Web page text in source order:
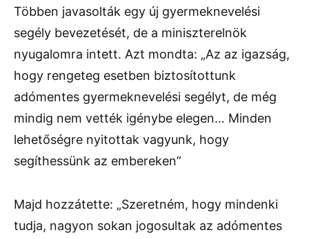
Többen javasolták egy új gyermeknevelési
segély bevezetését, de a miniszterelnök
nyugalomra intett. Azt mondta: „Az az igazság,
hogy rengeteg esetben biztosítottunk
adómentes gyermeknevelési segélyt, de még
mindig nem vették igénybe elegen… Minden
lehetőségre nyitottak vagyunk, hogy
segíthessünk az embereken”
Majd hozzátette: „Szeretném, hogy mindenki
tudja, nagyon sokan jogosultak az adómentes